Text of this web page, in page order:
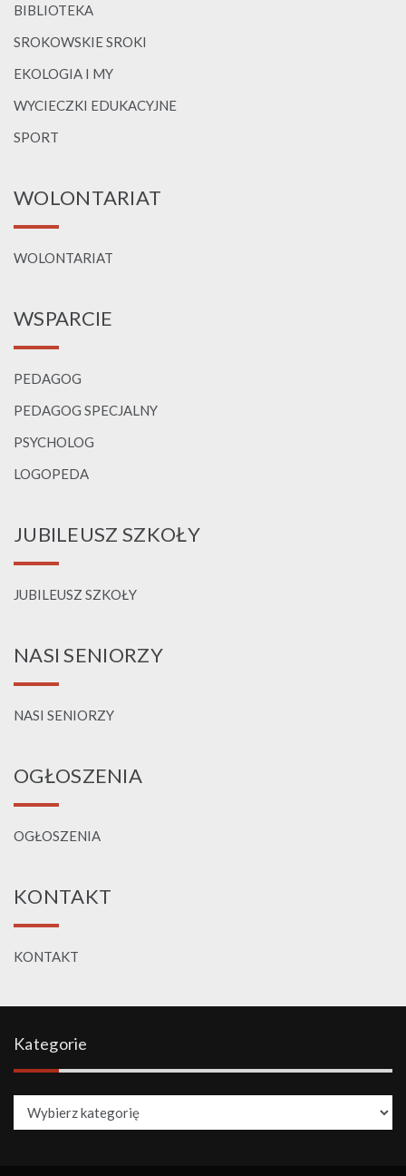
BIBLIOTEKA
SROKOWSKIE SROKI
EKOLOGIA I MY
WYCIECZKI EDUKACYJNE
SPORT
WOLONTARIAT
WOLONTARIAT
WSPARCIE
PEDAGOG
PEDAGOG SPECJALNY
PSYCHOLOG
LOGOPEDA
JUBILEUSZ SZKOŁY
JUBILEUSZ SZKOŁY
NASI SENIORZY
NASI SENIORZY
OGŁOSZENIA
OGŁOSZENIA
KONTAKT
KONTAKT
Kategorie
Kategorie